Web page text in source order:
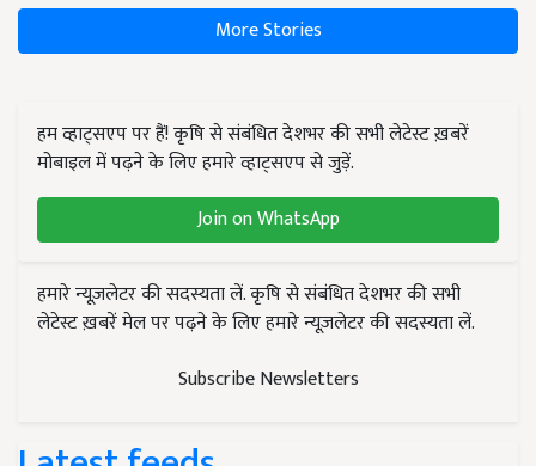
More Stories
हम व्हाट्सएप पर हैं! कृषि से संबंधित देशभर की सभी लेटेस्ट ख़बरें
मोबाइल में पढ़ने के लिए हमारे व्हाट्सएप से जुड़ें.
Join on WhatsApp
हमारे न्यूज़लेटर की सदस्यता लें. कृषि से संबंधित देशभर की सभी
लेटेस्ट ख़बरें मेल पर पढ़ने के लिए हमारे न्यूज़लेटर की सदस्यता लें.
Subscribe Newsletters